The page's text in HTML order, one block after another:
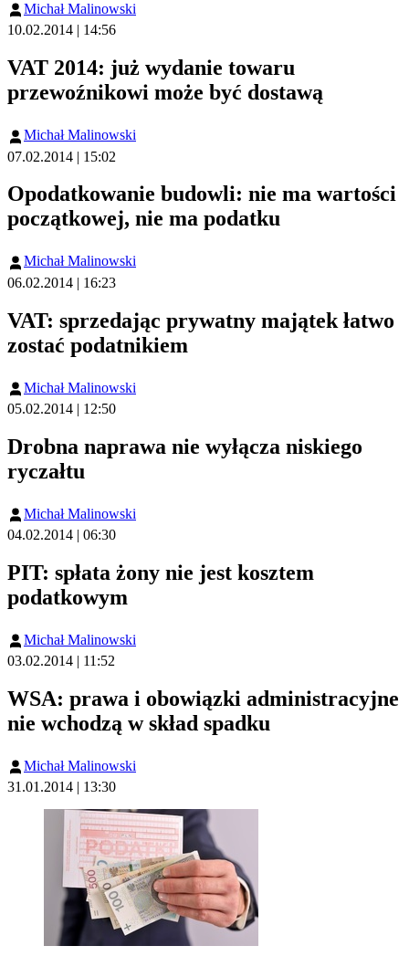
Michał Malinowski
10.02.2014 | 14:56
VAT 2014: już wydanie towaru
przewoźnikowi może być dostawą
Michał Malinowski
07.02.2014 | 15:02
Opodatkowanie budowli: nie ma wartości
początkowej, nie ma podatku
Michał Malinowski
06.02.2014 | 16:23
VAT: sprzedając prywatny majątek łatwo
zostać podatnikiem
Michał Malinowski
05.02.2014 | 12:50
Drobna naprawa nie wyłącza niskiego
ryczałtu
Michał Malinowski
04.02.2014 | 06:30
PIT: spłata żony nie jest kosztem
podatkowym
Michał Malinowski
03.02.2014 | 11:52
WSA: prawa i obowiązki administracyjne
nie wchodzą w skład spadku
Michał Malinowski
31.01.2014 | 13:30